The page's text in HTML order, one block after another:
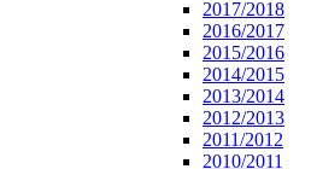
2017/2018
2016/2017
2015/2016
2014/2015
2013/2014
2012/2013
2011/2012
2010/2011